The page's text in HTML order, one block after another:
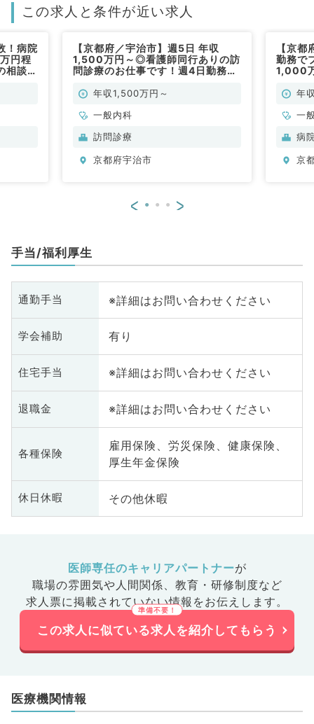
この求人と条件が近い求人
！病院
円程
相談も
【京都府／宇治市】週5日 年収
1,500万円～◎看護師同行ありの訪
問診療のお仕事です！週4日勤務も
年収1,500万円～
一般内科
訪問診療
京都府宇治市
【京
勤務で
1,000
勤）年
一
病
京
< >
手当/福利厚生
通勤手当 ※詳細はお問い合わせください
学会補助 有り
住宅手当 ※詳細はお問い合わせください
退職金 ※詳細はお問い合わせください
各種保険
雇用保険、労災保険、健康保険、
厚生年金保険
休日休暇 その他休暇
医師専任のキャリアパートナーが
職場の雰囲気や人間関係、 教育・研修制度など
求人票に掲載されていない情報をお伝えします。
この求人に似ている求人を紹介してもらう
医療機関情報